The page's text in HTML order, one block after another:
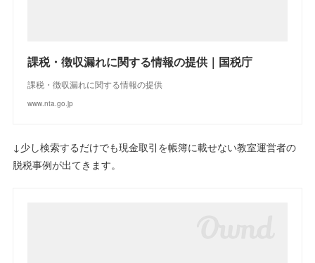
課税・徴収漏れに関する情報の提供｜国税庁
課税・徴収漏れに関する情報の提供
www.nta.go.jp
↓少し検索するだけでも現金取引を帳簿に載せない教室運営者の
脱税事例が出てきます。